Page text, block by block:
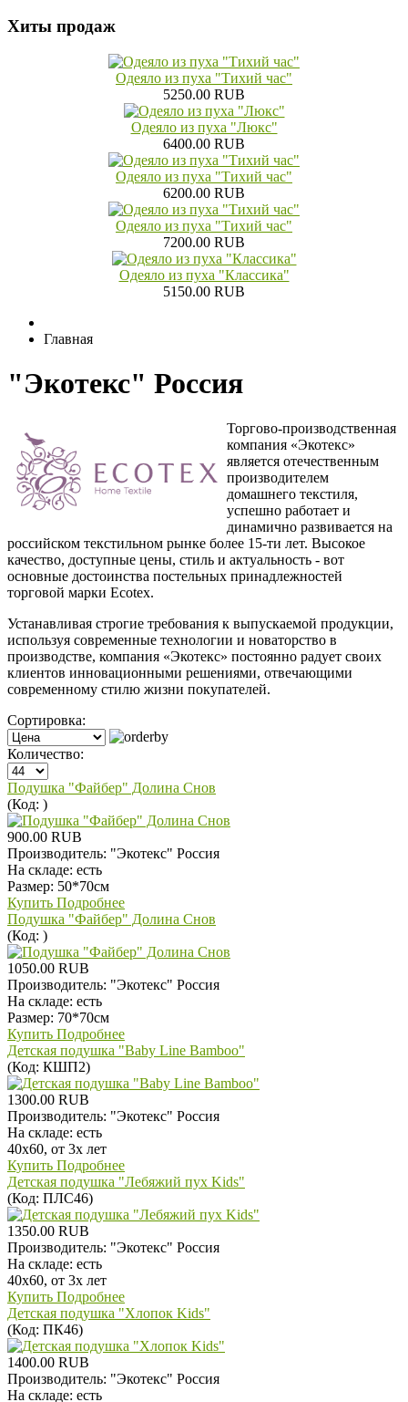
Хиты продаж
Одеяло из пуха "Тихий час"
5250.00 RUB
Одеяло из пуха "Люкс"
6400.00 RUB
Одеяло из пуха "Тихий час"
6200.00 RUB
Одеяло из пуха "Тихий час"
7200.00 RUB
Одеяло из пуха "Классика"
5150.00 RUB
Главная
"Экотекс" Россия
Торгово-производственная
компания «Экотекс»
является отечественным
производителем
домашнего текстиля,
успешно работает и
динамично развивается на
российском текстильном рынке более 15-ти лет. Высокое
качество, доступные цены, стиль и актуальность - вот
основные достоинства постельных принадлежностей
торговой марки Ecotex.
Устанавливая строгие требования к выпускаемой продукции,
используя современные технологии и новаторство в
производстве, компания «Экотекс» постоянно радует своих
клиентов инновационными решениями, отвечающими
современному стилю жизни покупателей.
Сортировка:
Количество:
Подушка "Файбер" Долина Снов
(Код: )
900.00 RUB
Производитель: "Экотекс" Россия
На складе: есть
Размер: 50*70см
Купить Подробнее
Подушка "Файбер" Долина Снов
(Код: )
1050.00 RUB
Производитель: "Экотекс" Россия
На складе: есть
Размер: 70*70см
Купить Подробнее
Детская подушка "Baby Line Bamboo"
(Код: КШП2)
1300.00 RUB
Производитель: "Экотекс" Россия
На складе: есть
40х60, от 3х лет
Купить Подробнее
Детская подушка "Лебяжий пух Kids"
(Код: ПЛС46)
1350.00 RUB
Производитель: "Экотекс" Россия
На складе: есть
40х60, от 3х лет
Купить Подробнее
Детская подушка "Хлопок Kids"
(Код: ПК46)
1400.00 RUB
Производитель: "Экотекс" Россия
На складе: есть